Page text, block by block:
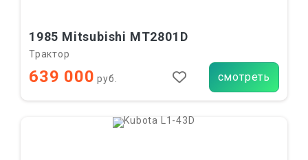
1985 Mitsubishi MT2801D
Трактор
639 000 руб. смотреть